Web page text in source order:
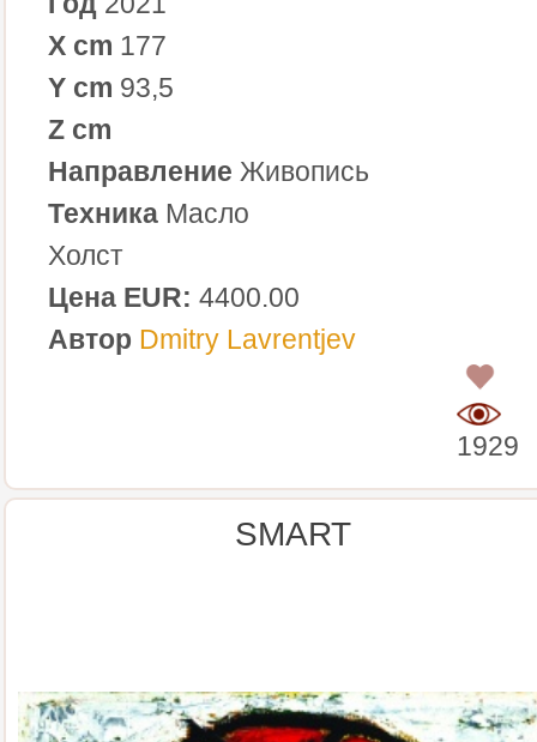
X cm 177
Y cm 93,5
Z cm
Направление Живопись
Техника Масло
Холст
Цена EUR: 4400.00
Автор Dmitry Lavrentjev
1929
SMART